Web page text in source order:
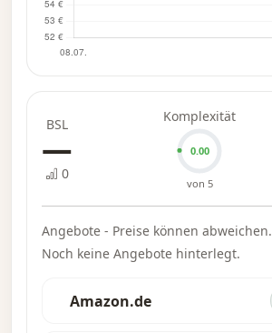
BSL
—
0
Komplexität
0.00
von 5
Angebote - Preise können abweichen.
Noch keine Angebote hinterlegt.
Amazon.de